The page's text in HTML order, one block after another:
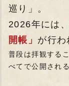
巡り」。
2026年には、
開帳」 が行わ
普段は拝観する
べてで公開され